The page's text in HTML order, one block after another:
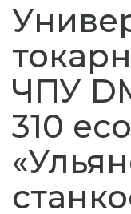
ЧПУ
310